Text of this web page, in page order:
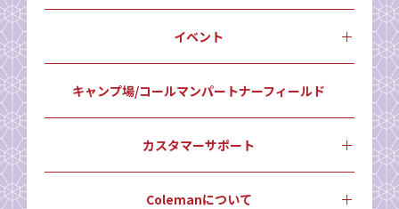
イベント
キャンプ場/コールマンパートナーフィールド
カスタマーサポート
Colemanについて